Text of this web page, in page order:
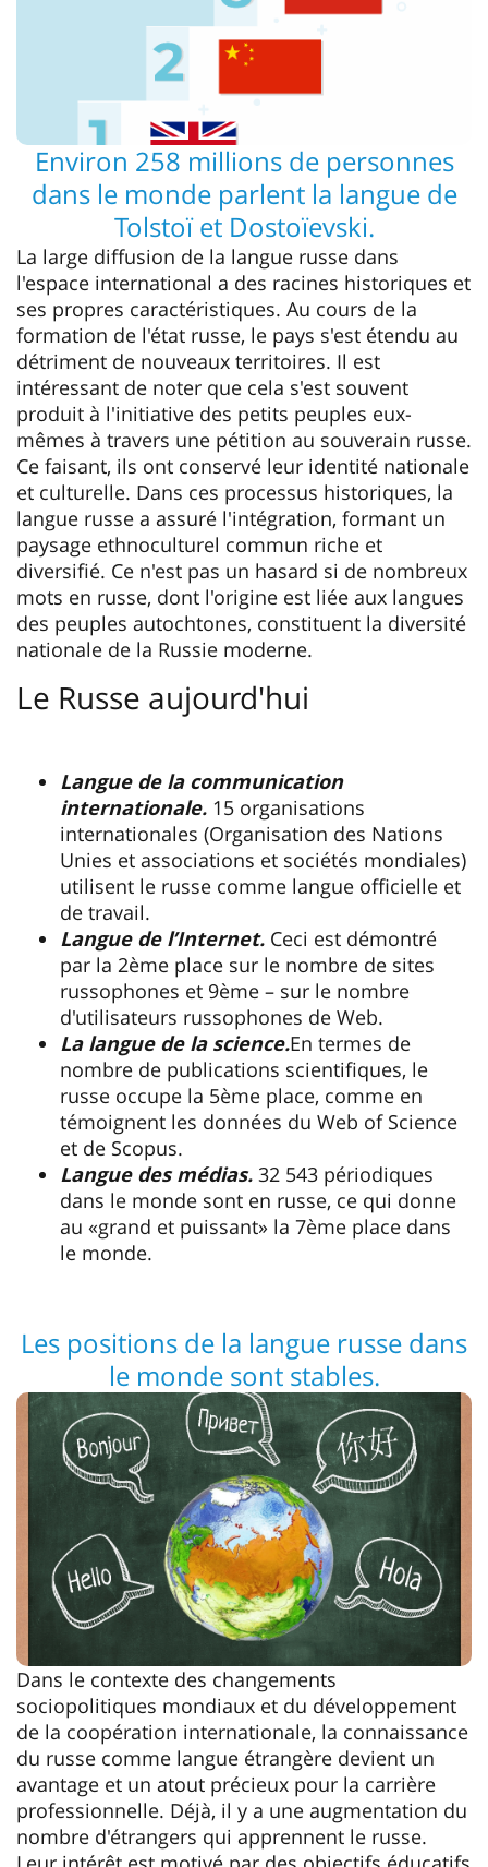
Environ 258 millions de personnes
dans le monde parlent la langue de
Tolstoï et Dostoïevski.
La large diffusion de la langue russe dans
l'espace international a des racines historiques et
ses propres caractéristiques. Au cours de la
formation de l'état russe, le pays s'est étendu au
détriment de nouveaux territoires. Il est
intéressant de noter que cela s'est souvent
produit à l'initiative des petits peuples eux-
mêmes à travers une pétition au souverain russe.
Ce faisant, ils ont conservé leur identité nationale
et culturelle. Dans ces processus historiques, la
langue russe a assuré l'intégration, formant un
paysage ethnoculturel commun riche et
diversifié. Ce n'est pas un hasard si de nombreux
mots en russe, dont l'origine est liée aux langues
des peuples autochtones, constituent la diversité
nationale de la Russie moderne.
Le Russe aujourd'hui
Langue de la communication
internationale. 15 organisations
internationales (Organisation des Nations
Unies et associations et sociétés mondiales)
utilisent le russe comme langue officielle et
de travail.
Langue de l’Internet. Ceci est démontré
par la 2ème place sur le nombre de sites
russophones et 9ème – sur le nombre
d'utilisateurs russophones de Web.
La langue de la science.En termes de
nombre de publications scientifiques, le
russe occupe la 5ème place, comme en
témoignent les données du Web of Science
et de Scopus.
Langue des médias. 32 543 périodiques
dans le monde sont en russe, ce qui donne
au «grand et puissant» la 7ème place dans
le monde.
Les positions de la langue russe dans
le monde sont stables.
Dans le contexte des changements
sociopolitiques mondiaux et du développement
de la coopération internationale, la connaissance
du russe comme langue étrangère devient un
avantage et un atout précieux pour la carrière
professionnelle. Déjà, il y a une augmentation du
nombre d'étrangers qui apprennent le russe.